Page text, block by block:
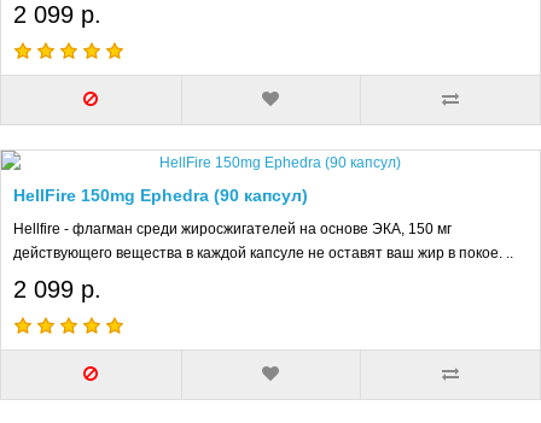
2 099 р.
HellFire 150mg Ephedra (90 капсул)
Hellfire - флагман среди жиросжигателей на основе ЭКА, 150 мг
действующего вещества в каждой капсуле не оставят ваш жир в покое. ..
2 099 р.